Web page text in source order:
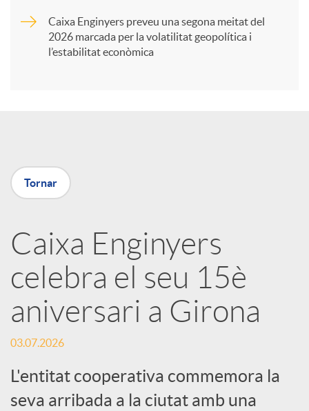
a
a
r
x
e
Caixa Enginyers preveu una segona meitat del
2026 marcada per la volatilitat geopolítica i
l’estabilitat econòmica
Tornar
Caixa Enginyers
celebra el seu 15è
aniversari a Girona
03.07.2026
L'entitat cooperativa commemora la
seva arribada a la ciutat amb una